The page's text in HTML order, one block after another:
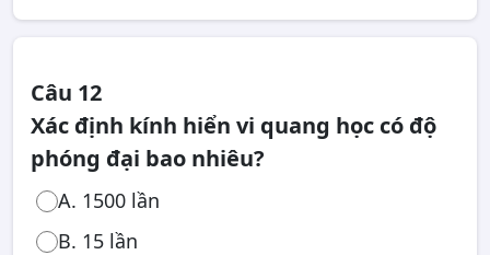
Câu 12
Xác định kính hiển vi quang học có độ
phóng đại bao nhiêu?
A. 1500 lần
B. 15 lần